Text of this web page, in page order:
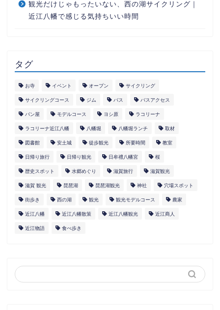
観光だけじゃもったいない、西の湖サイクリング｜
近江八幡で感じる気持ちいい時間
タグ
お寺 イベント オープン サイクリング
サイクリングコース ジム バス バスアクセス
パン屋 モデルコース ヨシ原 ラコリーナ
ラコリーナ近江八幡 八幡堀 八幡堀ランチ 取材
図書館 安土城 徒歩観光 所要時間 教室
日帰り旅行 日帰り観光 日牟禮八幡宮 桜
歴史スポット 水郷めぐり 滋賀旅行 滋賀観光
滋賀 観光 琵琶湖 琵琶湖観光 神社 穴場スポット
街歩き 西の湖 観光 観光モデルコース 農家
近江八幡 近江八幡散策 近江八幡観光 近江商人
近江物語 食べ歩き